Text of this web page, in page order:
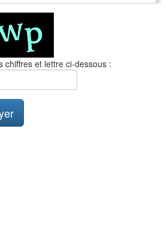
chiffres et lettre ci-dessous :